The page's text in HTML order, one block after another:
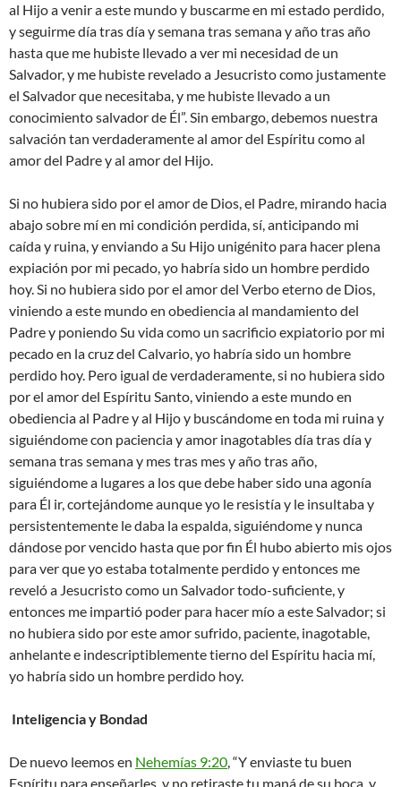
al Hijo a venir a este mundo y buscarme en mi estado perdido,
y seguirme día tras día y semana tras semana y año tras año
hasta que me hubiste llevado a ver mi necesidad de un
Salvador, y me hubiste revelado a Jesucristo como justamente
el Salvador que necesitaba, y me hubiste llevado a un
conocimiento salvador de Él”. Sin embargo, debemos nuestra
salvación tan verdaderamente al amor del Espíritu como al
amor del Padre y al amor del Hijo.
Si no hubiera sido por el amor de Dios, el Padre, mirando hacia
abajo sobre mí en mi condición perdida, sí, anticipando mi
caída y ruina, y enviando a Su Hijo unigénito para hacer plena
expiación por mi pecado, yo habría sido un hombre perdido
hoy. Si no hubiera sido por el amor del Verbo eterno de Dios,
viniendo a este mundo en obediencia al mandamiento del
Padre y poniendo Su vida como un sacrificio expiatorio por mi
pecado en la cruz del Calvario, yo habría sido un hombre
perdido hoy. Pero igual de verdaderamente, si no hubiera sido
por el amor del Espíritu Santo, viniendo a este mundo en
obediencia al Padre y al Hijo y buscándome en toda mi ruina y
siguiéndome con paciencia y amor inagotables día tras día y
semana tras semana y mes tras mes y año tras año,
siguiéndome a lugares a los que debe haber sido una agonía
para Él ir, cortejándome aunque yo le resistía y le insultaba y
persistentemente le daba la espalda, siguiéndome y nunca
dándose por vencido hasta que por fin Él hubo abierto mis ojos
para ver que yo estaba totalmente perdido y entonces me
reveló a Jesucristo como un Salvador todo-suficiente, y
entonces me impartió poder para hacer mío a este Salvador; si
no hubiera sido por este amor sufrido, paciente, inagotable,
anhelante e indescriptiblemente tierno del Espíritu hacia mí,
yo habría sido un hombre perdido hoy.
Inteligencia y Bondad
De nuevo leemos en Nehemías 9:20, “Y enviaste tu buen
Espíritu para enseñarles, y no retiraste tu maná de su boca, y